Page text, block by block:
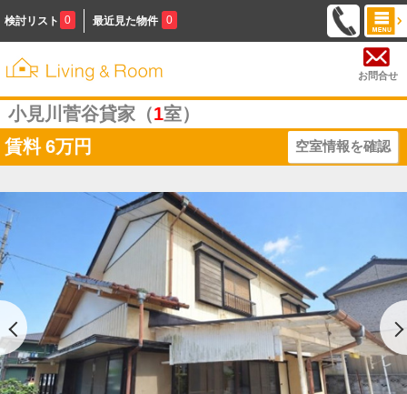
検討リスト 0 最近見た物件 0
お問合せ
小見川菅谷貸家（1室）
賃料 6万円 空室情報を確認